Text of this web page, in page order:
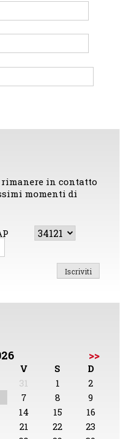
in contatto
momenti di
>>
V S
D
31 1
2
7 8
9
14 15
16
21 22
23